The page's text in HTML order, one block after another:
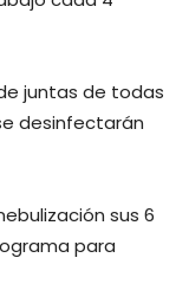
juntas de todas
desinfectarán
sus 6
para